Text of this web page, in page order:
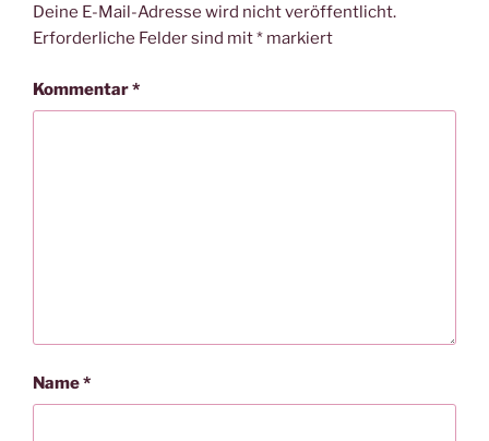
Deine E-Mail-Adresse wird nicht veröffentlicht.
Erforderliche Felder sind mit* markiert
Kommentar*
Name*